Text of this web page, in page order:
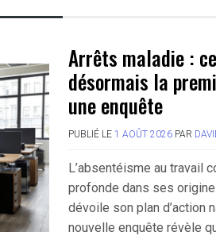
Arrêts maladie :
désormais la
une enquête
PUBLIÉ LE 1 AOÛT 2026 PAR
L’absentéisme au travail
profonde dans ses
dévoile son plan d’action
nouvelle enquête révèle